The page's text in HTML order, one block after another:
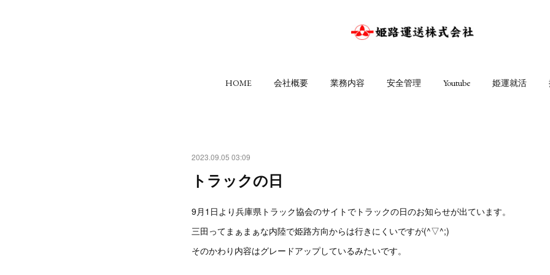
HOME 会社概要 業務内容 安全管理 Youtube 姫運就活
2023.09.05 03:09
トラックの日
9月1日より兵庫県トラック協会のサイトでトラックの日のお知らせが出ています。
三田ってまぁまぁな内陸で姫路方向からは行きにくいですが(^▽^;)
そのかわり内容はグレードアップしているみたいです。